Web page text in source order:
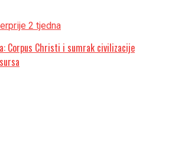
prije 2 tjedna
Corpus Christi i sumrak civilizacije